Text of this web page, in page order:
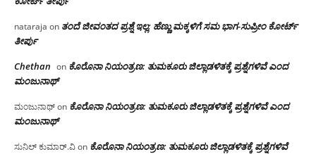
nataraja on ತಂದೆ ಜೀವಂತದ ಪ್ರಶ್ನೆ ಇಲ್ಲ: ಹೆಣ್ಣು ಮಕ್ಕಳಿಗೆ ಸಮ ಭಾಗ-ಸುಪ್ರೀಂ ಕೋರ್ಟ್
ತೀರ್ಪು
Chethan on ಕೊರೊನಾ ನಿಯಂತ್ರಣ: ತುಮಕೂರು ಜಿಲ್ಲಾಡಳಿತಕ್ಕೆ ಪ್ರಶ್ನೆಗಳಿವೆ ಎಂದ
ಮಂಜು‌ನಾಥ್
ಮಂಜುನಾಥ್on ಕೊರೊನಾ ನಿಯಂತ್ರಣ: ತುಮಕೂರು ಜಿಲ್ಲಾಡಳಿತಕ್ಕೆ ಪ್ರಶ್ನೆಗಳಿವೆ ಎಂದ
ಮಂಜು‌ನಾಥ್
ಸುನಿಲ್ ಕುಮಾರ್.ವಿon ಕೊರೊನಾ ನಿಯಂತ್ರಣ: ತುಮಕೂರು ಜಿಲ್ಲಾಡಳಿತಕ್ಕೆ ಪ್ರಶ್ನೆಗಳಿವೆ